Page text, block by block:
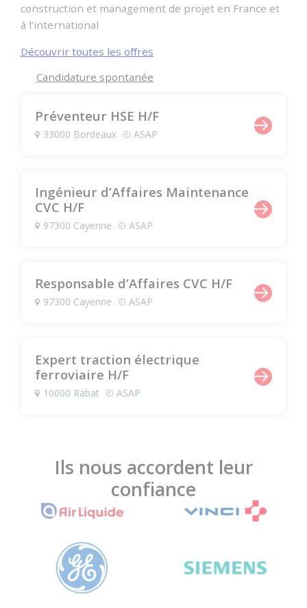
construction et management de projet en France et
à l’international
Découvrir toutes les offres
Candidature spontanée
Préventeur HSE H/F
33000 Bordeaux ASAP
Ingénieur d’Affaires Maintenance
CVC H/F
97300 Cayenne ASAP
Responsable d’Affaires CVC H/F
97300 Cayenne ASAP
Expert traction électrique
ferroviaire H/F
10000 Rabat ASAP
Ils nous accordent leur
confiance